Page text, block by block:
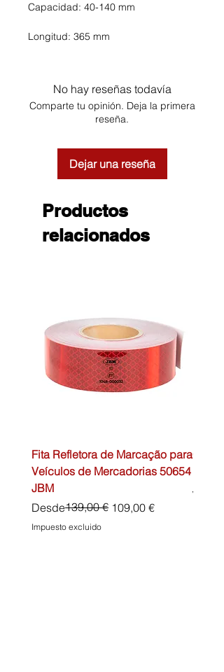
Capacidad: 40-140 mm
Longitud: 365 mm
No hay reseñas todavía
Comparte tu opinión. Deja la primera
reseña.
Dejar una reseña
Productos
relacionados
Fita Refletora de Marcação para
Veículos de Mercadorias 50654
JBM
Desde
Precio139,00 € 109,00 €
Precio de oferta
Impuesto excluido
Precio
45,00 €